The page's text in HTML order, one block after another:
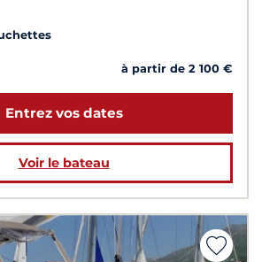
à partir de 2 100 €
Entrez vos dates
Voir le bateau